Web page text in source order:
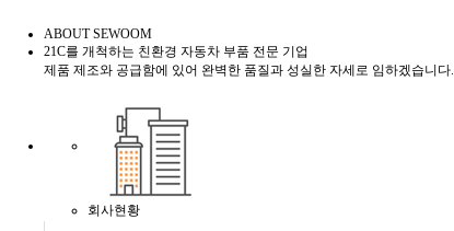
ABOUTSEWOOM
21C를 개척하는 친환경 자동차 부품 전문 기업
제품 제조와 공급함에 있어 완벽한 품질과 성실한 자세로 임하겠습니다.
회사현황